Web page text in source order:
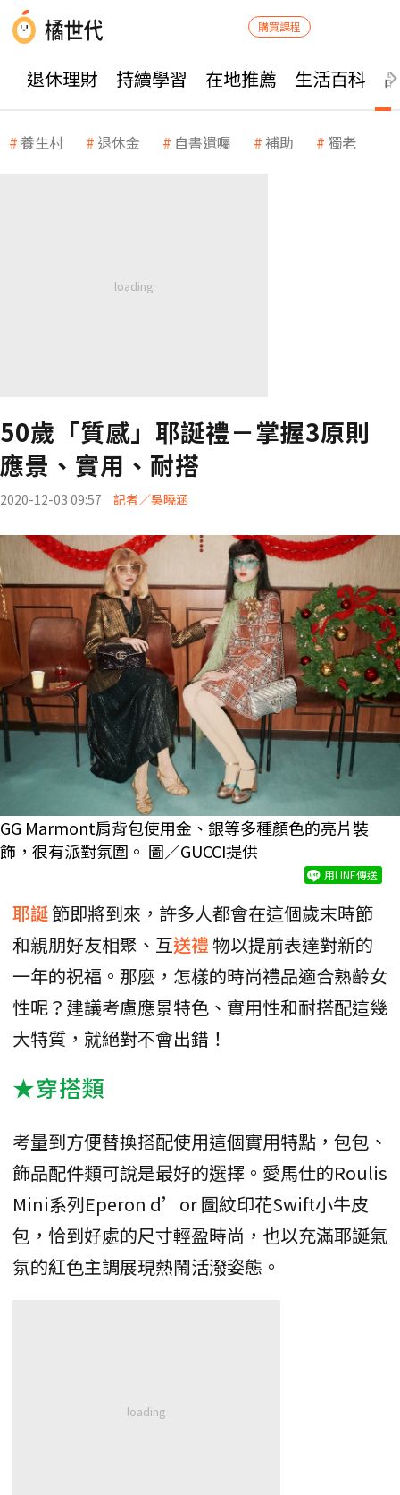
購買課程
退休理財 持續學習 在地推薦 生活百科
養生村 退休金 自書遺囑 補助 獨老
50歲「質感」耶誕禮－掌握3原則
應景、實用、耐搭
2020-12-03 09:57 記者／吳曉涵
GG Marmont肩背包使用金、銀等多種顏色的亮片裝
飾，很有派對氛圍。 圖／GUCCI提供
用LINE傳送
耶誕節即將到來，許多人都會在這個歲末時節
和親朋好友相聚、互送禮 物以提前表達對新的
一年的祝福。那麼，怎樣的時尚禮品適合熟齡女
性呢？建議考慮應景特色、實用性和耐搭配這幾
大特質，就絕對不會出錯！
★穿搭類
考量到方便替換搭配使用這個實用特點，包包、
飾品配件類可說是最好的選擇。愛馬仕的Roulis
Mini系列Eperon d’or 圖紋印花Swift小牛皮
包，恰到好處的尺寸輕盈時尚，也以充滿耶誕氣
氛的紅色主調展現熱鬧活潑姿態。